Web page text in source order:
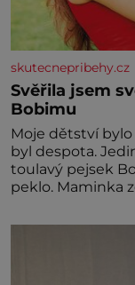
skutecnepribehy.cz
Svěřila jsem
Bobimu
Moje dětství bylo
byl despota.
toulavý pejsek
peklo. Maminka
výplatu. Čtyři
vesnici. Měli mě